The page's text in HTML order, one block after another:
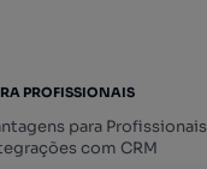
PROFISSIONAIS
para Profissionais
com CRM